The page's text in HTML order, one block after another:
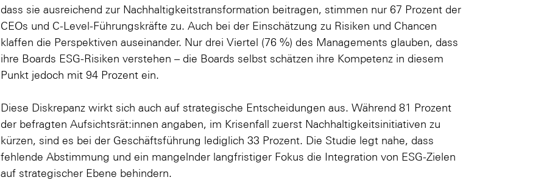
dass sie ausreichend zur Nachhaltigkeitstransformation beitragen, stimmen nur 67 Prozent der
CEOs und C-Level-Führungskräfte zu. Auch bei der Einschätzung zu Risiken und Chancen
klaffen die Perspektiven auseinander. Nur drei Viertel (76 %) des Managements glauben, dass
ihre Boards ESG-Risiken verstehen – die Boards selbst schätzen ihre Kompetenz in diesem
Punkt jedoch mit 94 Prozent ein.
Diese Diskrepanz wirkt sich auch auf strategische Entscheidungen aus. Während 81 Prozent
der befragten Aufsichtsrät:innen angaben, im Krisenfall zuerst Nachhaltigkeitsinitiativen zu
kürzen, sind es bei der Geschäftsführung lediglich 33 Prozent. Die Studie legt nahe, dass
fehlende Abstimmung und ein mangelnder langfristiger Fokus die Integration von ESG-Zielen
auf strategischer Ebene behindern.